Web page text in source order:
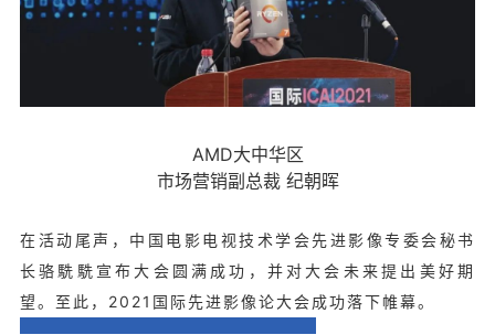
AMD大中华区
市场营销副总裁 纪朝晖
在活动尾声，中国电影电视技术学会先进影像专委会秘书
长骆駪駪宣布大会圆满成功，并对大会未来提出美好期
望。至此，2021国际先进影像论大会成功落下帷幕。